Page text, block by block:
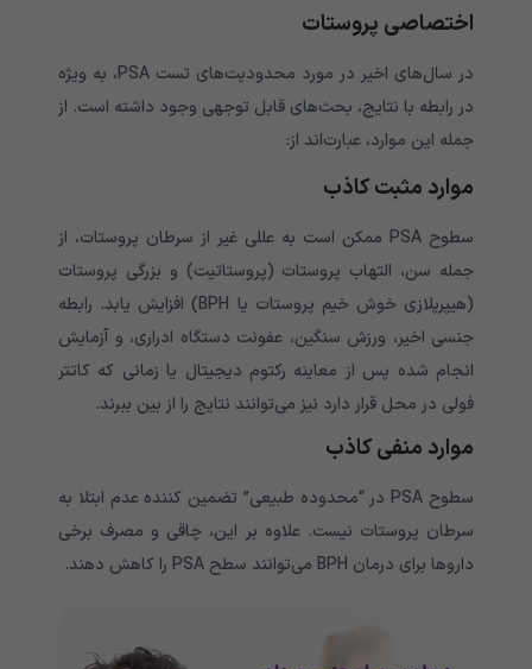
اختصاصی پروستات
در سال‌های اخیر در مورد محدودیت‌های تست PSA، به ویژه
در رابطه با نتایج، بحث‌های قابل توجهی وجود داشته است. از
جمله این موارد، عبارت‌اند از:
موارد مثبت کاذب
سطوح PSA ممکن است به عللی غیر از سرطان پروستات، از
جمله سن، التهاب پروستات (پروستاتیت) و بزرگی پروستات
(هیپرپلازی خوش خیم پروستات یا BPH) افزایش یابد. رابطه
جنسی اخیر، ورزش سنگین، عفونت دستگاه ادراری، و آزمایش
انجام شده پس از معاینه رکتوم دیجیتال یا زمانی که کاتتر
فولی در محل قرار دارد نیز می‌توانند نتایج را از بین ببرند.
موارد منفی کاذب
سطوح PSA در “محدوده طبیعی” تضمین کننده عدم ابتلا به
سرطان پروستات نیست. علاوه بر این، چاقی و مصرف برخی
داروها برای درمان BPH می‌توانند سطح PSA را کاهش دهند.